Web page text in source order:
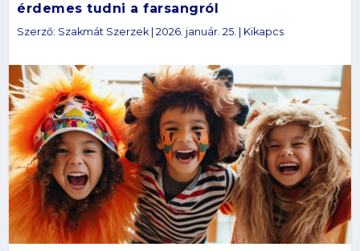
érdemes tudni a farsangról
Szerző: Szakmát Szerzek|2026. január. 25. Kikapcs